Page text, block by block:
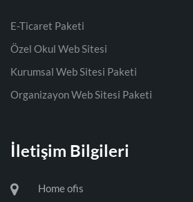
E-Ticaret Paketi
Özel Okul Web Sitesi
Kurumsal Web Sitesi Paketi
Organizayon Web Sitesi Paketi
İletişim Bilgileri
Home ofis